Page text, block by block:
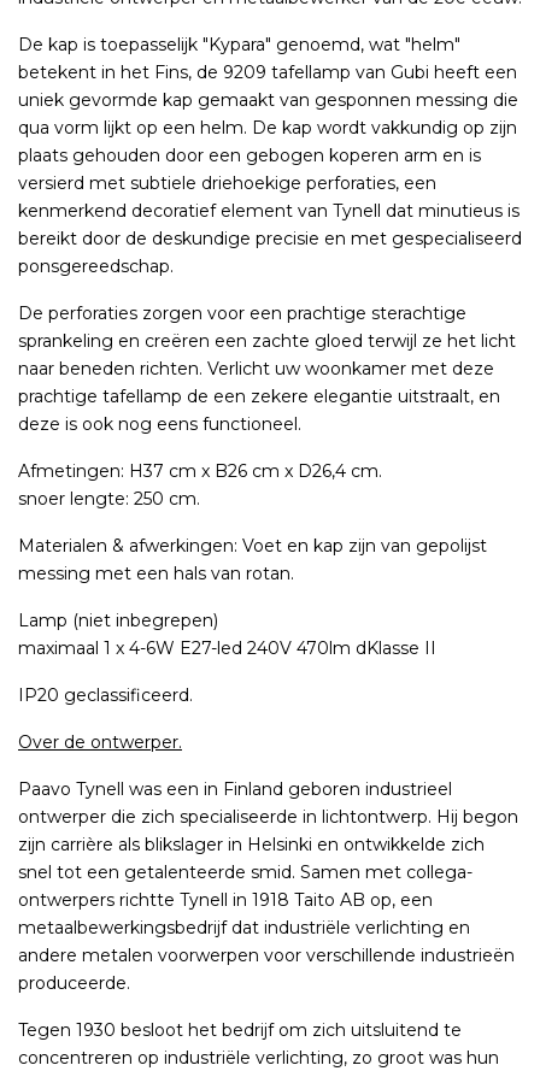
De kap is toepasselijk "Kypara" genoemd, wat "helm"
betekent in het Fins, de 9209 tafellamp van Gubi heeft een
uniek gevormde kap gemaakt van gesponnen messing die
qua vorm lijkt op een helm. De kap wordt vakkundig op zijn
plaats gehouden door een gebogen koperen arm en is
versierd met subtiele driehoekige perforaties, een
kenmerkend decoratief element van Tynell dat minutieus is
bereikt door de deskundige precisie en met gespecialiseerd
ponsgereedschap.
De perforaties zorgen voor een prachtige sterachtige
sprankeling en creëren een zachte gloed terwijl ze het licht
naar beneden richten. Verlicht uw woonkamer met deze
prachtige tafellamp de een zekere elegantie uitstraalt, en
deze is ook nog eens functioneel.
Afmetingen: H37 cm x B26 cm x D26,4 cm.
snoer lengte: 250 cm.
Materialen & afwerkingen: Voet en kap zijn van gepolijst
messing met een hals van rotan.
Lamp (niet inbegrepen)
maximaal 1 x 4-6W E27-led 240V 470lm dKlasse II
IP20 geclassificeerd.
Over de ontwerper.
Paavo Tynell was een in Finland geboren industrieel
ontwerper die zich specialiseerde in lichtontwerp. Hij begon
zijn carrière als blikslager in Helsinki en ontwikkelde zich
snel tot een getalenteerde smid. Samen met collega-
ontwerpers richtte Tynell in 1918 Taito AB op, een
metaalbewerkingsbedrijf dat industriële verlichting en
andere metalen voorwerpen voor verschillende industrieën
produceerde.
Tegen 1930 besloot het bedrijf om zich uitsluitend te
concentreren op industriële verlichting, zo groot was hun